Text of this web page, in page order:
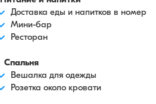
Доставка еды и напитков в номер
Мини-бар
Ресторан
Спальня
Вешалка для одежды
Розетка около кровати